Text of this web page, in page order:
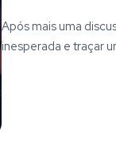
Após mais uma
inesperada e traçar